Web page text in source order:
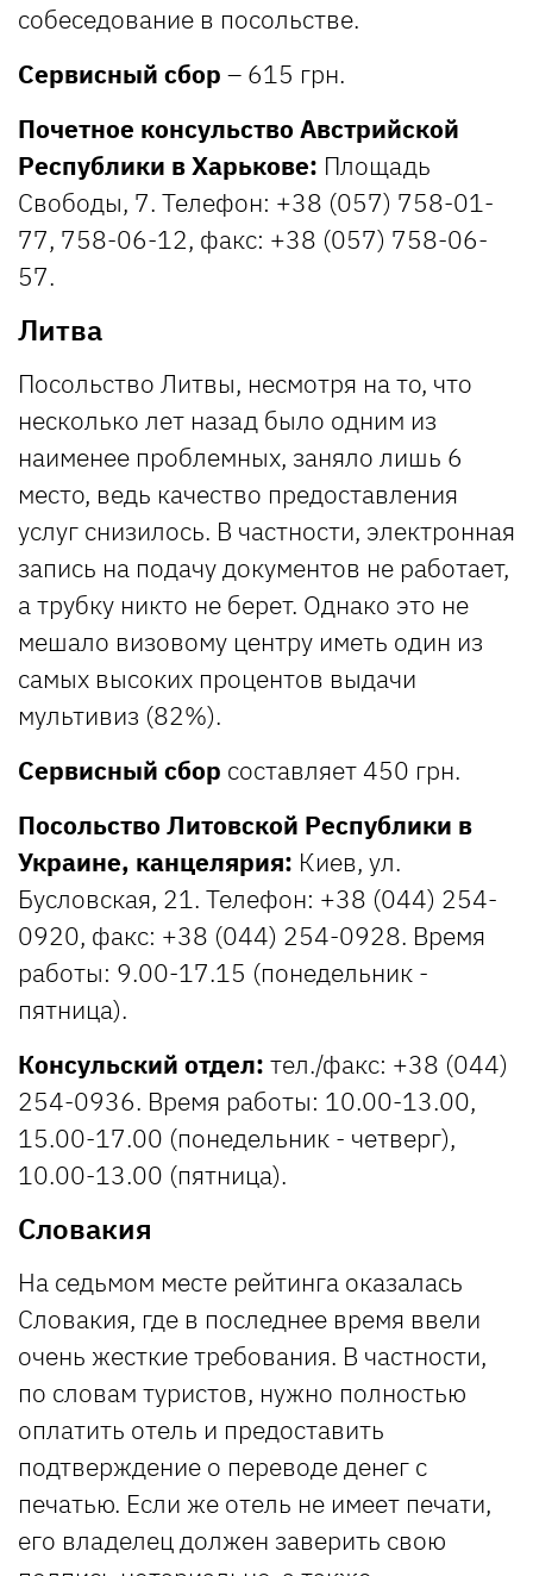
собеседование в посольстве.
Сервисный сбор – 615 грн.
Почетное консульство Австрийской
Республики в Харькове: Площадь
Свободы, 7. Телефон: +38 (057) 758-01-
77, 758-06-12, факс: +38 (057) 758-06-
57.
Литва
Посольство Литвы, несмотря на то, что
несколько лет назад было одним из
наименее проблемных, заняло лишь 6
место, ведь качество предоставления
услуг снизилось. В частности, электронная
запись на подачу документов не работает,
а трубку никто не берет. Однако это не
мешало визовому центру иметь один из
самых высоких процентов выдачи
мультивиз (82%).
Сервисный сбор составляет 450 грн.
Посольство Литовской Республики в
Украине, канцелярия: Киев, ул.
Бусловская, 21. Телефон: +38 (044) 254-
0920, факс: +38 (044) 254-0928. Время
работы: 9.00-17.15 (понедельник -
пятница).
Консульский отдел: тел./факс: +38 (044)
254-0936. Время работы: 10.00-13.00,
15.00-17.00 (понедельник - четверг),
10.00-13.00 (пятница).
Словакия
На седьмом месте рейтинга оказалась
Словакия, где в последнее время ввели
очень жесткие требования. В частности,
по словам туристов, нужно полностью
оплатить отель и предоставить
подтверждение о переводе денег с
печатью. Если же отель не имеет печати,
его владелец должен заверить свою